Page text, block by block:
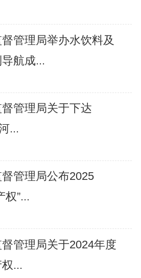
管理局举办水饮料及
航成...
管理局关于下达
...
管理局公布2025
权”...
管理局关于2024年度
...